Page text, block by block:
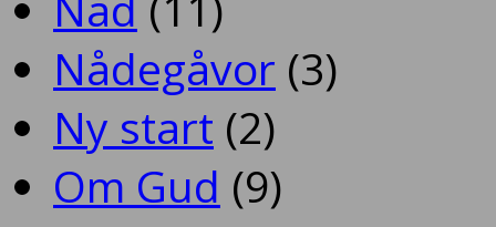
Nådegåvor (3)
Ny start (2)
Om Gud (9)